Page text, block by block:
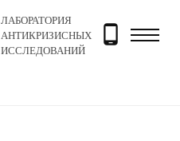
ЛАБОРАТОРИЯ
АНТИКРИЗИСНЫХ
ИССЛЕДОВАНИЙ
Новости АВТОВАЗ –